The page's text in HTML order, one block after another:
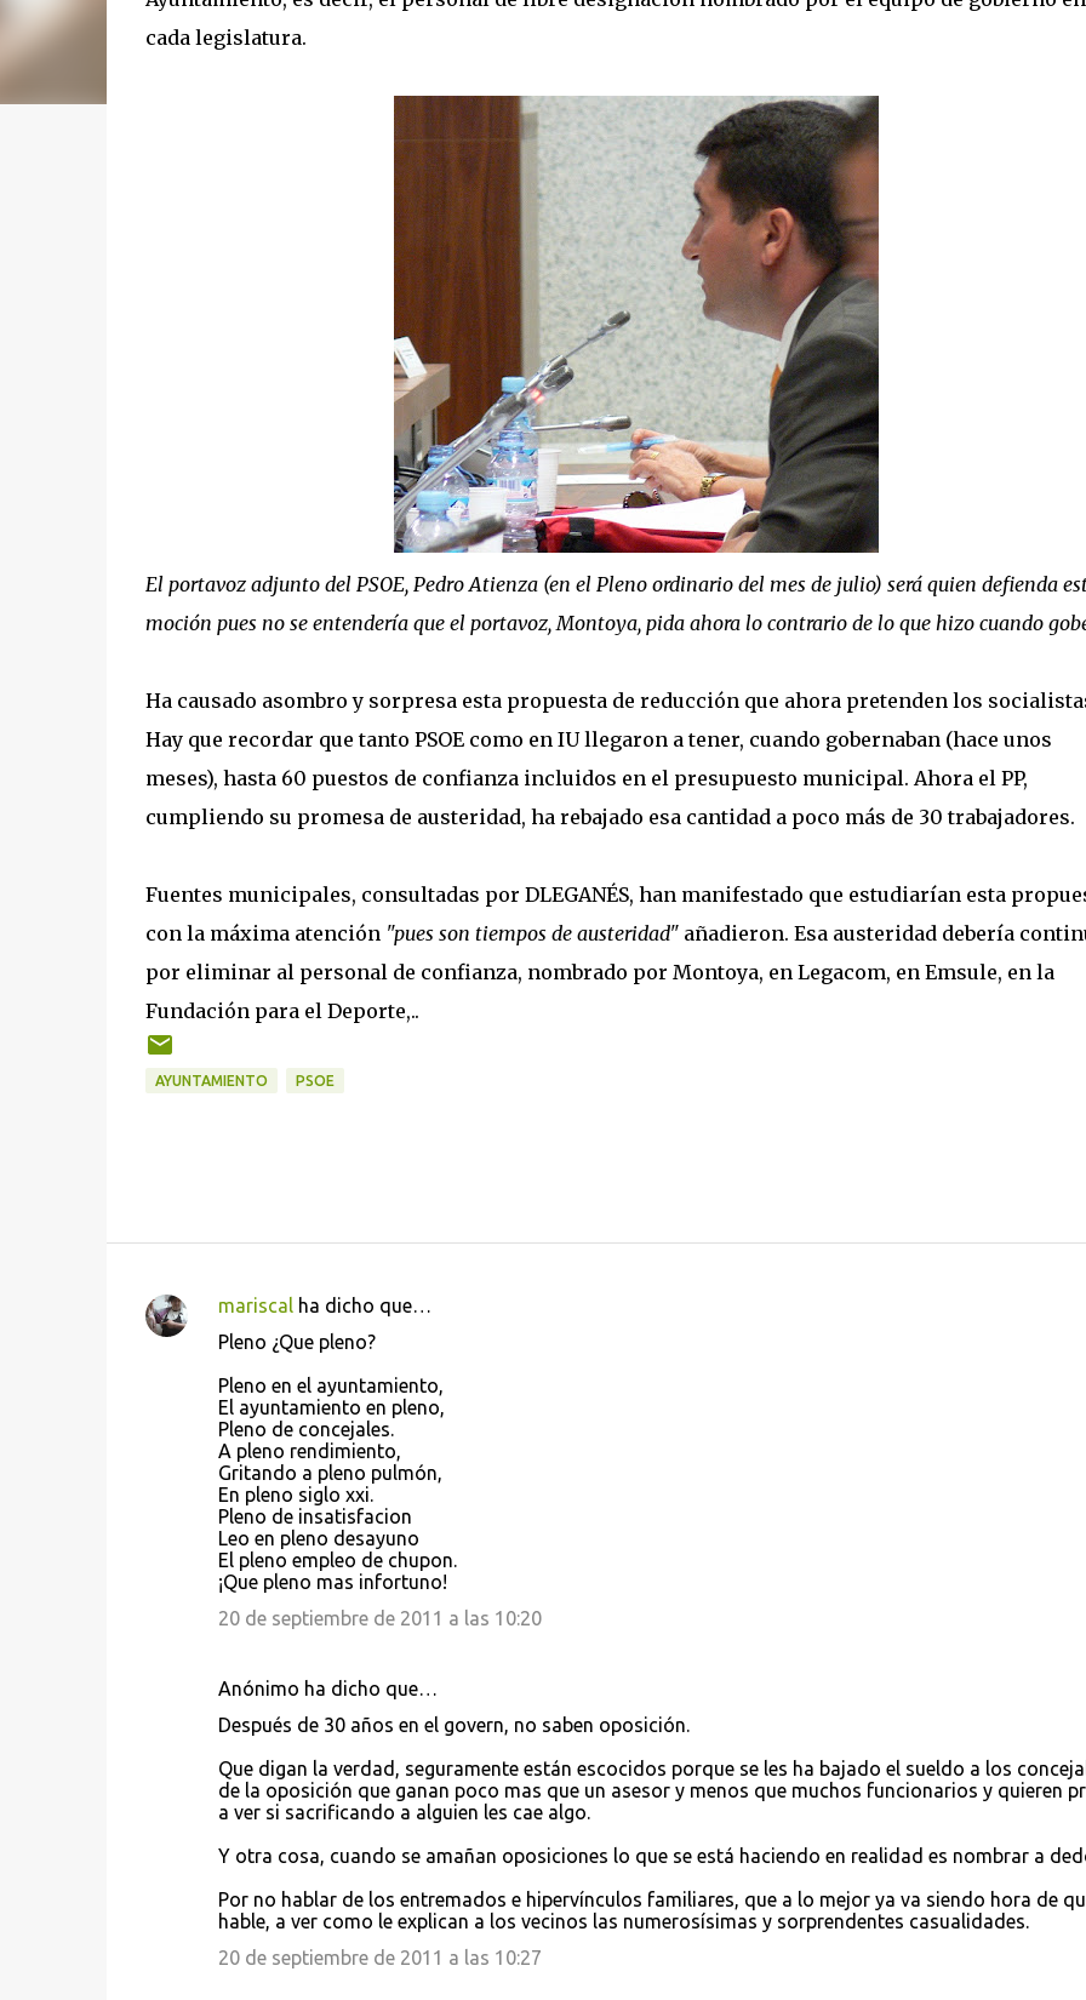
cada legislatura.
El portavoz adjunto del PSOE, Pedro Atienza (en el Pleno ordinario del mes de julio) será quien defienda
moción pues no se entendería que el portavoz, Montoya, pida ahora lo contrario de lo que hizo cuando
Ha causado asombro y sorpresa esta propuesta de reducción que ahora pretenden los
Hay que recordar que tanto PSOE como en IU llegaron a tener, cuando gobernaban (hace unos
meses), hasta 60 puestos de confianza incluidos en el presupuesto municipal. Ahora el PP,
cumpliendo su promesa de austeridad, ha rebajado esa cantidad a poco más de 30 trabajadores.
Fuentes municipales, consultadas por DLEGANÉS, han manifestado que estudiarían esta
con la máxima atención "pues son tiempos de austeridad"añadieron. Esa austeridad debería
por eliminar al personal de confianza, nombrado por Montoya, en Legacom, en Emsule, en la
Fundación para el Deporte,..
AYUNTAMIENTO PSOE
C
mariscalha dicho que…
Pleno ¿Que pleno?
Pleno en el ayuntamiento,
El ayuntamiento en pleno,
Pleno de concejales.
A pleno rendimiento,
Gritando a pleno pulmón,
En pleno siglo xxi.
Pleno de insatisfacion
Leo en pleno desayuno
El pleno empleo de chupon.
¡Que pleno mas infortuno!
20 de septiembre de 2011 a las 10:20
Anónimo ha dicho que…
Después de 30 años en el govern, no saben oposición.
Que digan la verdad, seguramente están escocidos porque se les ha bajado el sueldo a los
de la oposición que ganan poco mas que un asesor y menos que muchos funcionarios y quieren
a ver si sacrificando a alguien les cae algo.
Y otra cosa, cuando se amañan oposiciones lo que se está haciendo en realidad es nombrar a
Por no hablar de los entremados e hipervínculos familiares, que a lo mejor ya va siendo hora de
hable, a ver como le explican a los vecinos las numerosísimas y sorprendentes casualidades.
20 de septiembre de 2011 a las 10:27